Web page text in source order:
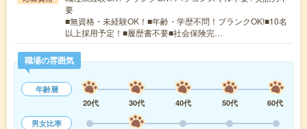
要
■無資格・未経験OK！■年齢・学歴不問！ブランクOK!■10名
以上採用予定！■履歴書不要■社会保険完…
職場の雰囲気
年齢層
20代
30代 40代 50代
60代
男女比率